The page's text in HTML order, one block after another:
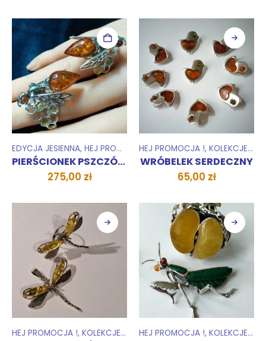
EDYCJA JESIENNA, HEJ PROMOCJA ! , KOLEKCJE,PIERŚCIONKI,
PIERŚCIONEK PSZCZÓŁKA Edycja Jesienna
275,00 zł
HEJ PROMOCJA !, KOLEKCJE,
WRÓBELEK SERDECZNY
65,00 zł
HEJ PROMOCJA !, KOLEKCJE,PIERŚCIONKI,WISIORKI ZAWIESZKI,
HEJ PROMOCJA !, KOLEKCJE,